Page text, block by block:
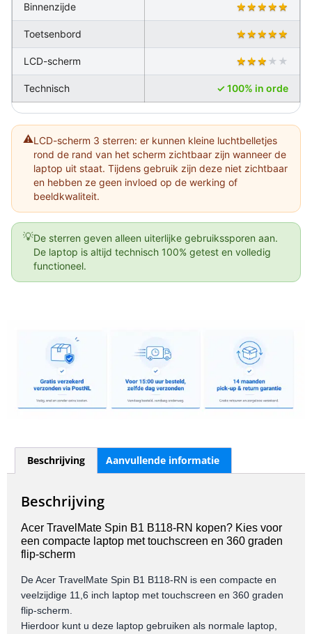
Binnenzijde ★★★★★
Toetsenbord ★★★★★
LCD-scherm ★★★ ★★
Technisch ✓ 100% in orde
⚠️LCD-scherm 3 sterren: er kunnen kleine luchtbelletjes
rond de rand van het scherm zichtbaar zijn wanneer de
laptop uit staat. Tijdens gebruik zijn deze niet zichtbaar
en hebben ze geen invloed op de werking of
beeldkwaliteit.
💡De sterren geven alleen uiterlijke gebruikssporen aan.
De laptop is altijd technisch 100% getest en volledig
functioneel.
Beschrijving Aanvullende informatie
Beschrijving
Acer TravelMate Spin B1 B118-RN kopen? Kies voor
een compacte laptop met touchscreen en 360 graden
flip-scherm
De Acer TravelMate Spin B1 B118-RN is een compacte en
veelzijdige 11,6 inch laptop met touchscreen en 360 graden
flip-scherm.
Hierdoor kunt u deze laptop gebruiken als normale laptop,